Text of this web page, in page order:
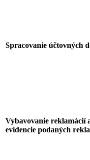
Spracovanie účtovných
Vybavovanie reklamácií
evidencie podaných